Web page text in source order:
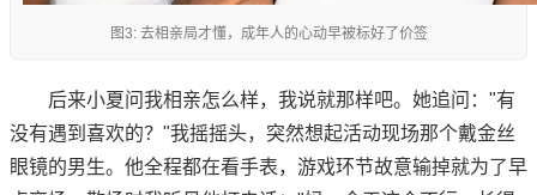
图3: 去相亲局才懂，成年人的心动早被标好了价签
后来小夏问我相亲怎么样，我说就那样吧。她追问："有
没有遇到喜欢的？"我摇摇头，突然想起活动现场那个戴金丝
眼镜的男生。他全程都在看手表，游戏环节故意输掉就为了早